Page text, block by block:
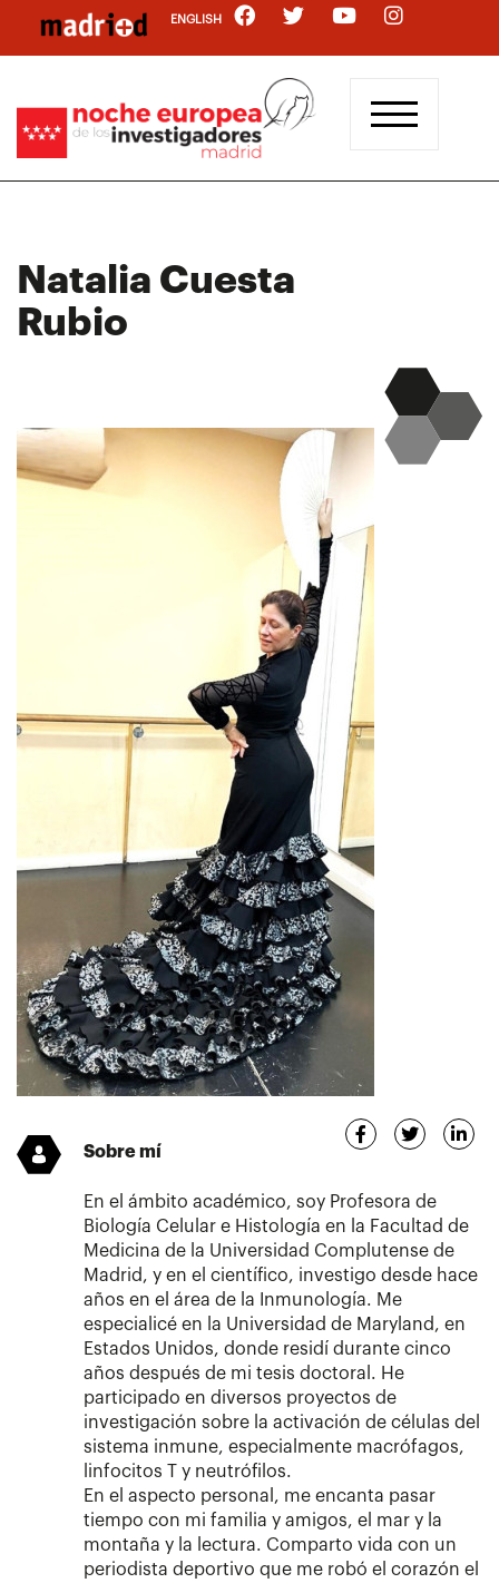
contenido
ENGLISH
Natalia Cuesta
Rubio
Sobre mí
En el ámbito académico, soy Profesora de
Biología Celular e Histología en la Facultad de
Medicina de la Universidad Complutense de
Madrid, y en el científico, investigo desde hace
años en el área de la Inmunología. Me
especialicé en la Universidad de Maryland, en
Estados Unidos, donde residí durante cinco
años después de mi tesis doctoral. He
participado en diversos proyectos de
investigación sobre la activación de células del
sistema inmune, especialmente macrófagos,
linfocitos T y neutrófilos.
En el aspecto personal, me encanta pasar
tiempo con mi familia y amigos, el mar y la
montaña y la lectura. Comparto vida con un
periodista deportivo que me robó el corazón el